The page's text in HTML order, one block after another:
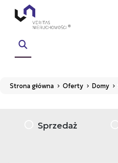
Strona główna Oferty Domy
Sprzedaż